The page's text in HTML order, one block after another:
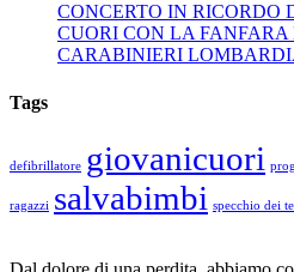
CONCERTO IN RICORDO
CUORI CON LA FANFARA
CARABINIERI
Tags
defibrillatore giovanicuori
ragazzi salvabimbi specchio dei